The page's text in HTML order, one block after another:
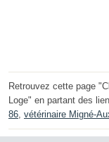
Retrouvez cette page
Loge" en partant des
86, vétérinaire Migné-